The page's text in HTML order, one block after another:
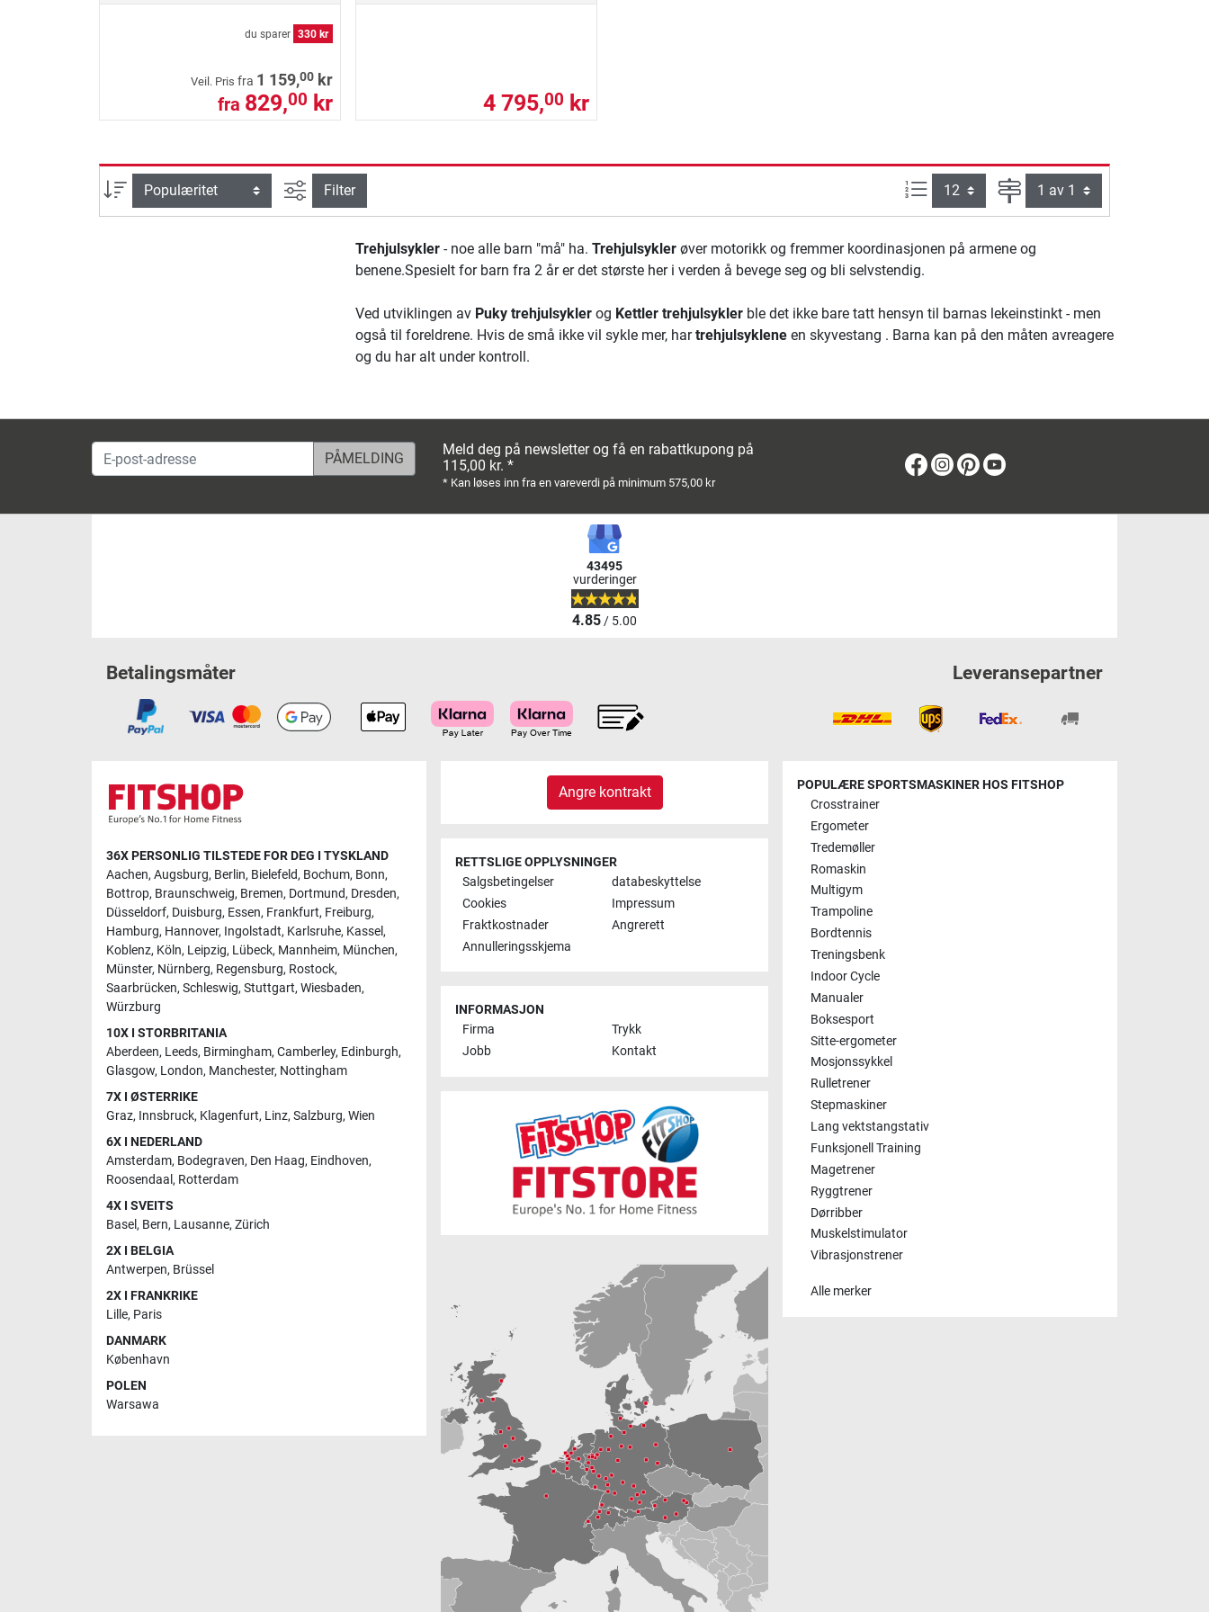
du sparer 330 kr
Veil. Pris fra 1 159,00 kr
fra 829,00 kr 4 795,00 kr
sortering Avansert søk
Filter Produkter pr. side:
Side
Trehjulsykler- noe alle barn "må" ha. Trehjulsyklerøver motorikk og fremmer koordinasjonen på armene og
benene.Spesielt for barn fra 2 år er det største her i verden å bevege seg og bli selvstendig.
Ved utviklingen av Puky trehjulsyklerog Kettler trehjulsyklerble det ikke bare tatt hensyn til barnas lekeinstinkt - men
også til foreldrene. Hvis de små ikke vil sykle mer, hartrehjulsykleneen skyvestang . Barna kan på den måten avreagere
og du har alt under kontroll.
E-post-adresse
Meld deg på newsletter og få en rabattkupong på
115,00 kr. *
* Kan løses inn fra en vareverdi på minimum 575,00 kr
Facebook
Instagram
Pinterest
43495
vurderinger
4.85/ 5.00
Betalingsmåter Leveransepartner
36X PERSONLIG TILSTEDE FOR DEG I TYSKLAND
Aachen, Augsburg, Berlin, Bielefeld, Bochum, Bonn,
Bottrop, Braunschweig, Bremen, Dortmund, Dresden,
Düsseldorf, Duisburg, Essen, Frankfurt, Freiburg,
Hamburg, Hannover, Ingolstadt, Karlsruhe, Kassel,
Koblenz, Köln, Leipzig, Lübeck, Mannheim, München,
Münster, Nürnberg, Regensburg, Rostock,
Saarbrücken, Schleswig, Stuttgart, Wiesbaden,
Würzburg
10X I STORBRITANIA
Aberdeen, Leeds, Birmingham, Camberley, Edinburgh,
Glasgow, London, Manchester, Nottingham
7X I ØSTERRIKE
Graz, Innsbruck, Klagenfurt, Linz, Salzburg, Wien
6X I NEDERLAND
Amsterdam, Bodegraven, Den Haag, Eindhoven,
Roosendaal , Rotterdam
4X I SVEITS
Basel, Bern, Lausanne, Zürich
2X I BELGIA
Antwerpen, Brüssel
2X I FRANKRIKE
Lille, Paris
DANMARK
København
POLEN
Warsawa
Angre kontrakt
RETTSLIGE OPPLYSNINGER
Salgsbetingelser
databeskyttelse
Cookies
Impressum
Fraktkostnader
Angrerett
Annulleringsskjema
INFORMASJON
Firma
Trykk
Jobb
Kontakt
POPULÆRE SPORTSMASKINER HOS FITSHOP
Crosstrainer
Ergometer
Tredemøller
Romaskin
Multigym
Trampoline
Bordtennis
Treningsbenk
Indoor Cycle
Manualer
Boksesport
Sitte-ergometer
Mosjonssykkel
Rulletrener
Stepmaskiner
Lang vektstangstativ
Funksjonell Training
Magetrener
Ryggtrener
Dørribber
Muskelstimulator
Vibrasjonstrener
Alle merker